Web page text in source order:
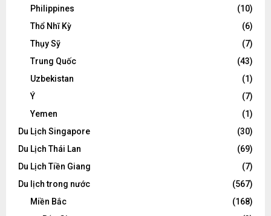
Philippines
(10)
Thổ Nhĩ Kỳ
(6)
Thụy Sỹ
(7)
Trung Quốc
(43)
Uzbekistan
(1)
Ý
(7)
Yemen
(1)
Du Lịch Singapore
(30)
Du Lịch Thái Lan
(69)
Du Lịch Tiền Giang
(7)
Du lịch trong nước
(567)
Miền Bắc
(168)